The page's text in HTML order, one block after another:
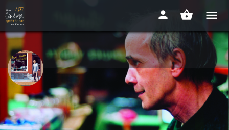
Roger Toupin, Épicier Variété
2003 - 1h37